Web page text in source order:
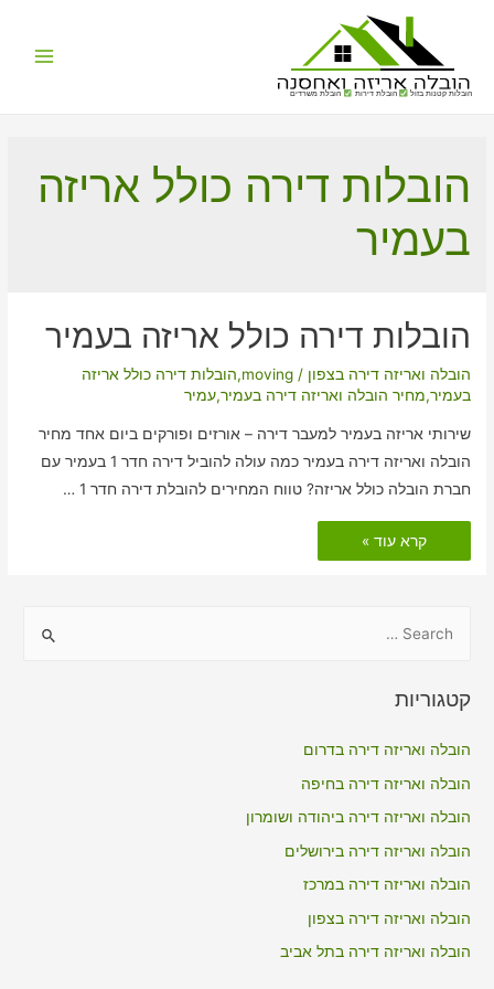
הובלות קטנות בזול הובלת דירות הובלת משרדים
הובלות דירה כולל אריזה
בעמיר
הובלות דירה כולל אריזה בעמיר
הובלה ואריזה דירה בצפון /
moving
,הובלות דירה כולל אריזה
בעמיר,מחיר הובלה ואריזה דירה בעמיר,עמיר
שירותי אריזה בעמיר למעבר דירה – אורזים ופורקים ביום אחד מחיר
הובלה ואריזה דירה בעמיר כמה עולה להוביל דירה חדר 1 בעמיר עם
חברת הובלה כולל אריזה? טווח המחירים להובלת דירה חדר 1 …
הובלות
דירה
כולל
קרא עוד »
r
o
r
:
קטגוריות
הובלה ואריזה דירה בדרום
הובלה ואריזה דירה בחיפה
הובלה ואריזה דירה ביהודה ושומרון
הובלה ואריזה דירה בירושלים
הובלה ואריזה דירה במרכז
הובלה ואריזה דירה בצפון
הובלה ואריזה דירה בתל אביב